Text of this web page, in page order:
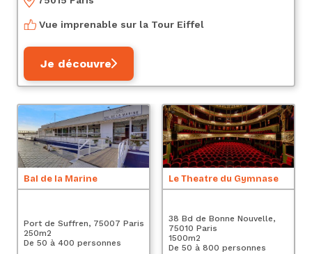
Vue imprenable sur la Tour Eiffel
Je découvre
Bal de la Marine
Port de Suffren, 75007 Paris
250m2
De 50 à 400 personnes
Le Theatre du Gymnase
38 Bd de Bonne Nouvelle,
75010 Paris
1500m2
De 50 à 800 personnes